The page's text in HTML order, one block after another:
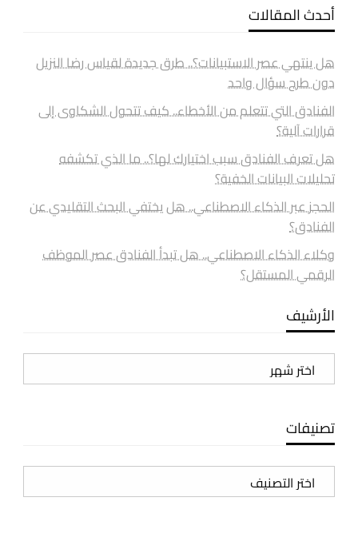
أحدث المقالات
هل ينتهي عصر الاستبيانات؟.. طرق جديدة لقياس رضا النزيل
دون طرح سؤال واحد
الفنادق التي تتعلم من الأخطاء.. كيف تتحول الشكاوى إلى
قرارات آلية؟
هل تعرف الفنادق سبب اختيارك لها؟.. ما الذي تكشفه
تحليلات البيانات الخفية؟
الحجز عبر الذكاء الاصطناعي.. هل يختفي البحث التقليدي عن
الفنادق؟
وكلاء الذكاء الاصطناعي.. هل تبدأ الفنادق عصر الموظف
الرقمي المستقل؟
الأرشيف
الأرشيف
تصنيفات
تصنيفات